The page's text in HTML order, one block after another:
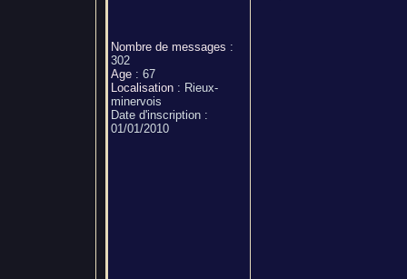
Nombre de messages :
302
Age: 67
Localisation: Rieux-
minervois
Date d'inscription :
01/01/2010